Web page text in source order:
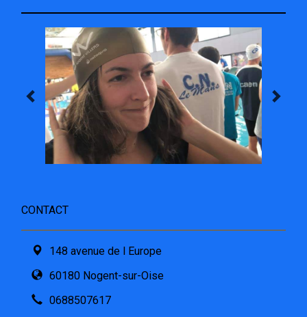
CONTACT
148 avenue de l Europe
60180 Nogent-sur-Oise
0688507617